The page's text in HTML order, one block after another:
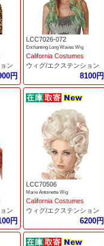
ン
円
LCC7026-072
Enchanting Long Waves Wig
California Costumes
ウィグ/エクステンション
8100円
ン
円
LCC70506
Marie Antoinette Wig
California Costumes
ウィグ/エクステンション
6200円